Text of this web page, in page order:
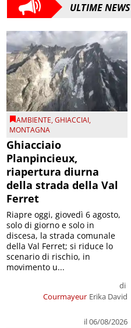
ULTIME NEWS
AMBIENTE,GHIACCIAI,
MONTAGNA
Ghiacciaio
Planpincieux,
riapertura diurna
della strada della Val
Ferret
Courmayeur
di
Erika David
il 06/08/2026
Riapre oggi, giovedì 6 agosto,
solo di giorno e solo in
discesa, la strada comunale
della Val Ferret; si riduce lo
scenario di rischio, in
movimento u...